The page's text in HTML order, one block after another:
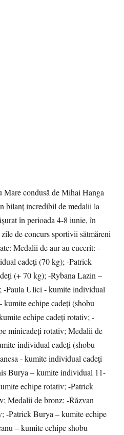
Mare condusă de Mihai Hanga
bilanț incredibil de medalii la
în perioada 4-8 iunie, în
de concurs sportivii sătmăreni
Medalii de aur au cucerit: -
cadeți (70 kg); -Patrick
(+ 70 kg); -Rybana Lazin –
Paula Ulici - kumite individual
kumite echipe cadeți (shobu
echipe cadeți rotativ; -
minicadeți rotativ; Medalii de
individual cadeți (shobu
- kumite individual cadeți
Burya – kumite individual 11-
echipe rotativ; -Patrick
Medalii de bronz: -Răzvan
-Patrick Burya – kumite echipe
– kumite echipe shobu